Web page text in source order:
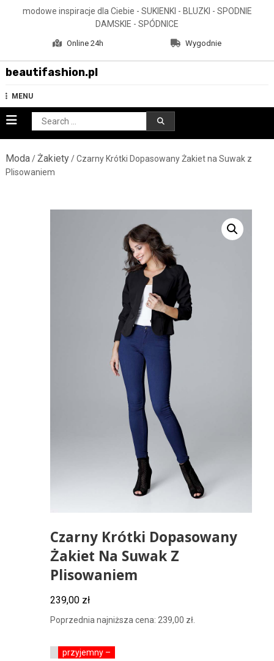
modowe inspiracje dla Ciebie - SUKIENKI - BLUZKI - SPODNIE
DAMSKIE - SPÓDNICE
Online 24h Wygodnie
beautifashion.pl
MENU
Search
for:
Moda/Żakiety/ Czarny Krótki Dopasowany Żakiet na Suwak z
Plisowaniem
Czarny Krótki Dopasowany
Żakiet Na Suwak Z
Plisowaniem
239,00 zł
Poprzednia najniższa cena: 239,00 zł.
przyjemny –